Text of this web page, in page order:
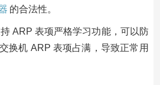
的合法性。
ARP 表项严格学习功能，可以防
换机 ARP 表项占满，导致正常用